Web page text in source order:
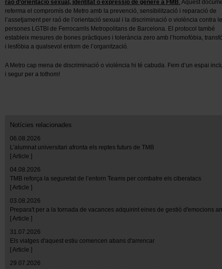
raó d’orientació sexual, identitat o expressió de gènere a FMB. Aquest
referma el compromís de Metro amb la prevenció, sensibilització i reparació de
l’assetjament per raó de l’orientació sexual i la discriminació o violència contra
persones LGTBI de Ferrocarrils Metropolitans de Barcelona. El protocol també
estableix mesures de bones pràctiques i tolerància zero amb l’homofòbia,
i lesfòbia a qualsevol entorn de l’organització.
A Metro cap mena de discriminació o violència hi té cabuda. Fem d’un espai
i segur per a tothom!
Notícies relacionades
06.08.2026
L’alumnat universitari afronta els reptes futurs de TMB
[ Article ]
04.08.2026
TMB reforça la seguretat de l’entorn Teams per combatre els ciberatacs
[ Article ]
03.08.2026
Prepara't per a la tornada de vacances adquirint eines de gestió d'emocions
[ Article ]
31.07.2026
Els viatges d'aquest estiu comencen abans d'arrencar
[ Article ]
29.07.2026